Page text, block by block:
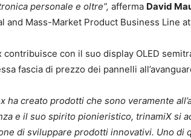
personale e oltre”, afferma David
and Mass-Market Product Business Line
contribuisce con il suo display OLED
fascia di prezzo dei pannelli
ha creato prodotti che sono veramente
e il suo spirito pionieristico, trinamiX si
di sviluppare prodotti innovativi. Uno di